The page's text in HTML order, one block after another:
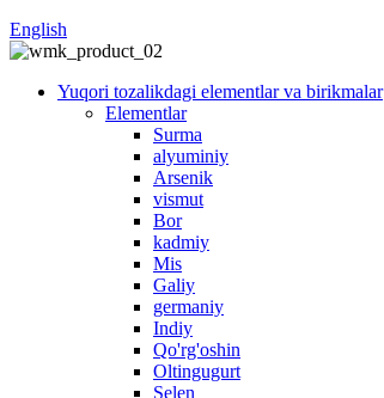
English
Yuqori tozalikdagi elementlar va birikmalar
Elementlar
Surma
alyuminiy
Arsenik
vismut
Bor
kadmiy
Mis
Galiy
germaniy
Indiy
Qo'rg'oshin
Oltingugurt
Selen